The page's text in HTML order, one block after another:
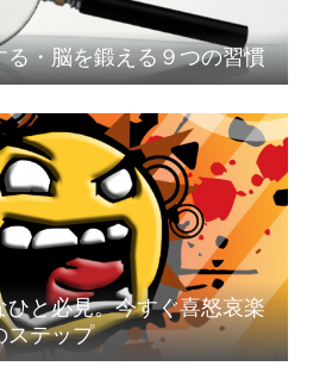
る・脳を鍛える９つの習慣
ひと必見。今すぐ喜怒哀楽
ステップ